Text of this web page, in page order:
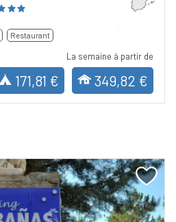
Restaurant
La semaine à partir de
171,81 € 349,82 €